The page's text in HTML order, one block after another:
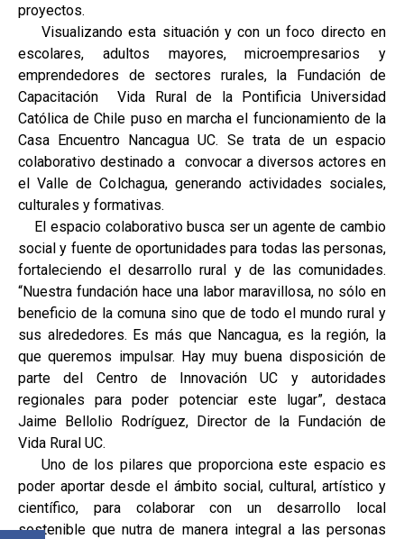
proyectos.
Visualizando esta situación y con un foco directo en
escolares, adultos mayores, microempresarios y
emprendedores de sectores rurales, la Fundación de
Capacitación Vida Rural de la Pontificia Universidad
Católica de Chile puso en marcha el funcionamiento de la
Casa Encuentro Nancagua UC. Se trata de un espacio
colaborativo destinado a convocar a diversos actores en
el Valle de Colchagua, generando actividades sociales,
culturales y formativas.
El espacio colaborativo busca ser un agente de cambio
social y fuente de oportunidades para todas las personas,
fortaleciendo el desarrollo rural y de las comunidades.
“Nuestra fundación hace una labor maravillosa, no sólo en
beneficio de la comuna sino que de todo el mundo rural y
sus alrededores. Es más que Nancagua, es la región, la
que queremos impulsar. Hay muy buena disposición de
parte del Centro de Innovación UC y autoridades
regionales para poder potenciar este lugar”, destaca
Jaime Bellolio Rodríguez, Director de la Fundación de
Vida Rural UC.
Uno de los pilares que proporciona este espacio es
poder aportar desde el ámbito social, cultural, artístico y
científico, para colaborar con un desarrollo local
sostenible que nutra de manera integral a las personas